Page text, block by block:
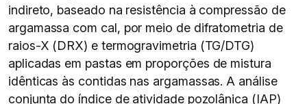
indireto, baseado na resistência à compressão de
argamassa com cal, por meio de difratometria de
raios-X (DRX) e termogravimetria (TG/DTG)
aplicadas em pastas em proporções de mistura
idênticas às contidas nas argamassas. A análise
conjunta do índice de atividade pozolânica (IAP)